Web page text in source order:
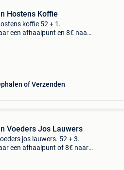
Hostens Koffie
koffie 52 + 1.
een afhaalpunt en 8€ naar
of Verzenden
Voeders Jos Lauwers
jos lauwers. 52 + 3.
een afhaalpunt of 8€ naar